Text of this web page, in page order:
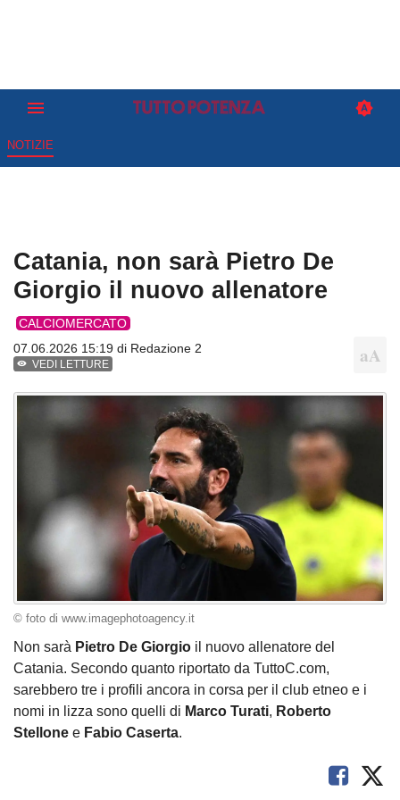
NOTIZIE
Catania, non sarà Pietro De
Giorgio il nuovo allenatore
CALCIOMERCATO
07.06.2026 15:19 di Redazione 2
VEDI LETTURE
© foto di www.imagephotoagency.it
Non sarà Pietro De Giorgio il nuovo allenatore del
Catania. Secondo quanto riportato da TuttoC.com,
sarebbero tre i profili ancora in corsa per il club etneo e i
nomi in lizza sono quelli di Marco Turati, Roberto
Stellone e Fabio Caserta.